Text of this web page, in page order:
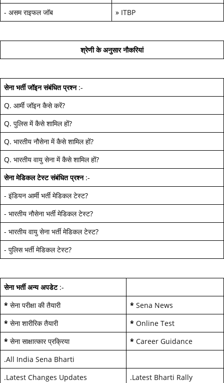
- असम राइफल जॉब » ITBP
श्रेणी के अनुसार नौकरियां
सेना भर्ती जॉइन संबंधित प्रश्न:-
Q. आर्मी जॉइन कैसे करें?
Q. पुलिस में कैसे शामिल हों?
Q. भारतीय नौसेना में कैसे शामिल हों?
Q. भारतीय वायु सेना में कैसे शामिल हों?
सेना मेडिकल टेस्ट संबंधित प्रश्न:-
- इंडियन आर्मी भर्ती मेडिकल टेस्ट?
- भारतीय नौसेना भर्ती मेडिकल टेस्ट?
- भारतीय वायु सेना भर्ती मेडिकल टेस्ट?
- पुलिस भर्ती मेडिकल टेस्ट?
सेना भर्ती अन्य अपडेट:-
* सेना परीक्षा की तैयारी * Sena News
* सेना शारीरिक तैयारी * Online Test
* सेना साक्षात्कार प्रक्रिया * Career Guidance
.All India Sena Bharti
.Latest Changes Updates .Latest Bharti Rally